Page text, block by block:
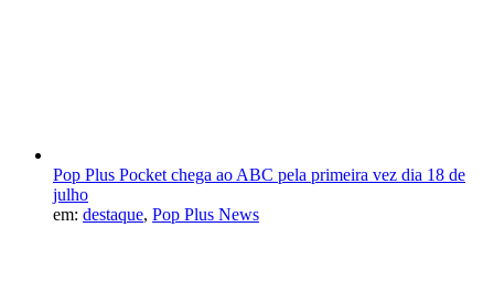
Pop Plus Pocket chega ao ABC pela primeira vez dia 18 de
julho
em: destaque, Pop Plus News